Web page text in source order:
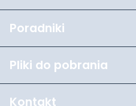
Poradniki
Pliki do pobrania
Kontakt